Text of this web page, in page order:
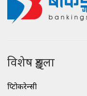
विशेष शृङ्खला
क्रिप्टोकरेन्सी